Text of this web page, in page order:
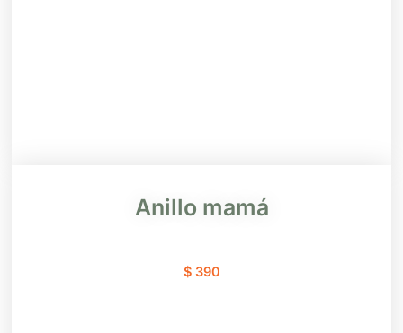
Anillo mamá
$390